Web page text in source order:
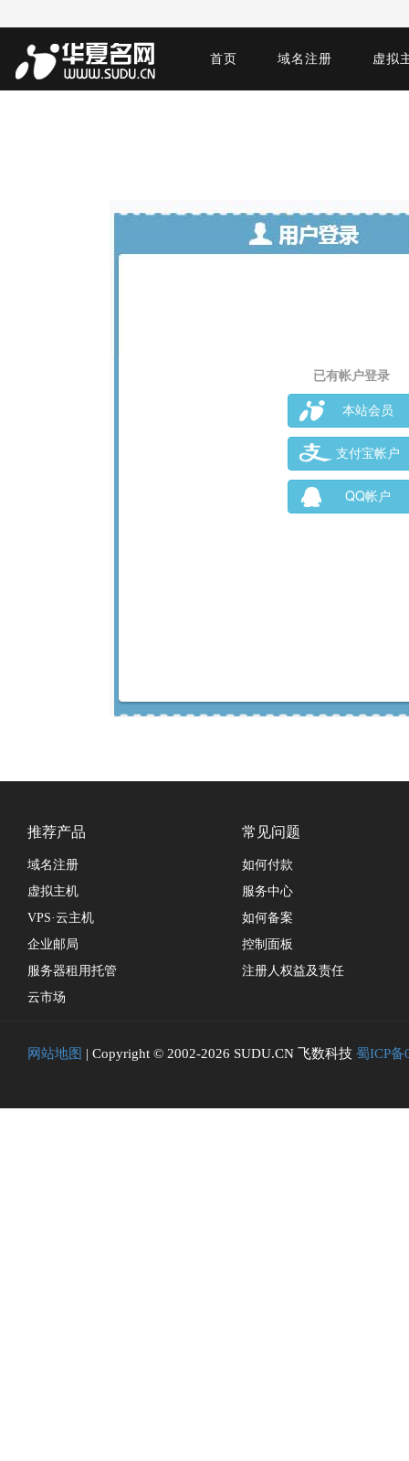
首页 域名注册 虚拟
已有帐户登录
本站会员
支付宝帐户
QQ帐户
推荐产品
域名注册
虚拟主机
VPS·云主机
企业邮局
服务器租用托管
云市场
常见问题
如何付款
服务中心
如何备案
控制面板
注册人权益及责任
网站地图 | Copyright © 2002-2026 SUDU.CN 飞数科技 蜀ICP备